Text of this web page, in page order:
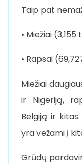
Taip pat
• Miežiai
• Rapsai
Miežiai
ir Nigeriją,
Belgiją ir kitas
yra vežami į
Grūdų